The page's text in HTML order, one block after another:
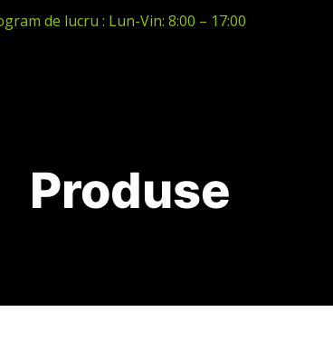
de lucru : Lun-Vin: 8:00 – 17:00
Produse